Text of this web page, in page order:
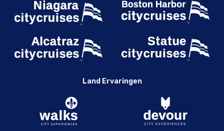
Land Ervaringen